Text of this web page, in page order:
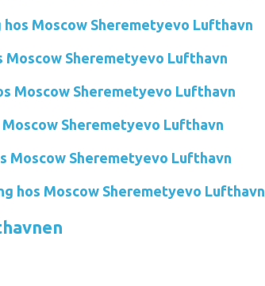
Moscow Sheremetyevo Lufthavn
Moscow Sheremetyevo Lufthavn
Moscow Sheremetyevo Lufthavn
Sheremetyevo Lufthavn
Moscow Sheremetyevo Lufthavn
hos Moscow Sheremetyevo Lufthavn